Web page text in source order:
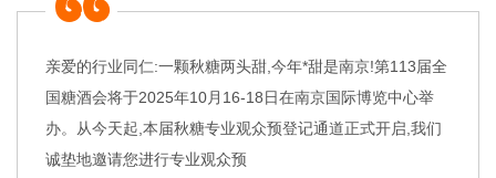
亲爱的行业同仁:一颗秋糖两头甜,今年*甜是南京!第113届全
国糖酒会将于2025年10月16-18日在南京国际博览中心举
办。从今天起,本届秋糖专业观众预登记通道正式开启,我们
诚垫地邀请您进行专业观众预